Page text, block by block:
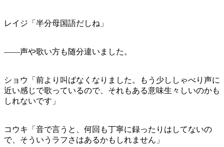
レイジ「半分母国語だしね」
——声や歌い方も随分違いました。
ショウ「前より叫ばなくなりました。もう少ししゃべり声に
近い感じで歌っているので、それもある意味生々しいのかも
しれないです」
コウキ「音で言うと、何回も丁寧に録ったりはしてないの
で、そういうラフさはあるかもしれません」